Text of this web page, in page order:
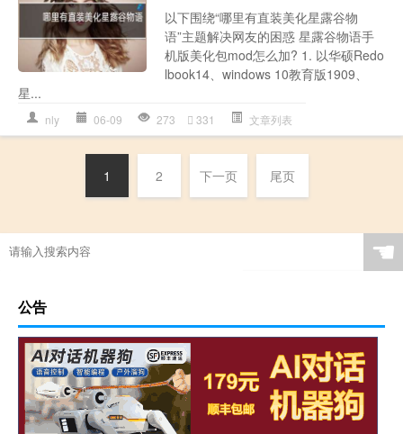
以下围绕“哪里有直装美化星露谷物
语”主题解决网友的困惑 星露谷物语手
机版美化包mod怎么加? 1. 以华硕Redo
lbook14、windows 10教育版1909、
星...
nly 06-09 273 331 文章列表
1 2 下一页 尾页
☚
公告